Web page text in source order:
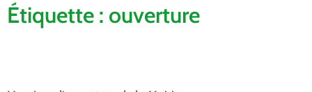
Étiquette : ouverture